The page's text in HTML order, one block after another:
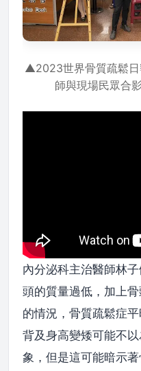
▲2023世界骨質疏鬆日
師與現場民眾合
內分泌科主治醫師林
頭的質量過低，加上
的情況，骨質疏鬆症
背及身高變矮可能不
象，但是這可能暗示